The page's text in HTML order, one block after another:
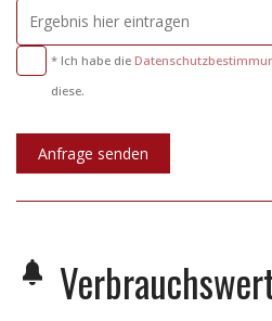
* Ich habe die
diese.
Anfrage senden